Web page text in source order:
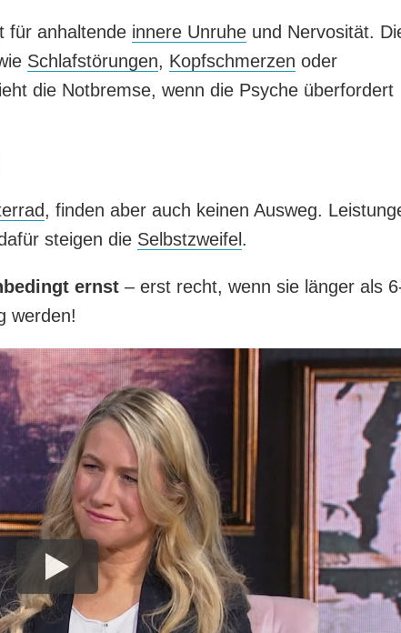
für anhaltende innere Unruheund Nervosität.
Schlafstörungen, Kopfschmerzen oder
die Notbremse, wenn die Psyche überfordert
, finden aber auch keinen Ausweg.
steigen die Selbstzweifel .
ernst– erst recht, wenn sie länger als
werden!